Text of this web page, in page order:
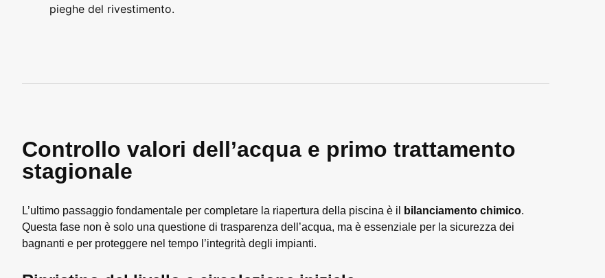
pieghe del rivestimento.
Controllo valori dell’acqua e primo trattamento
stagionale
L’ultimo passaggio fondamentale per completare la riapertura della piscina è il bilanciamento chimico.
Questa fase non è solo una questione di trasparenza dell’acqua, ma è essenziale per la sicurezza dei
bagnanti e per proteggere nel tempo l’integrità degli impianti.